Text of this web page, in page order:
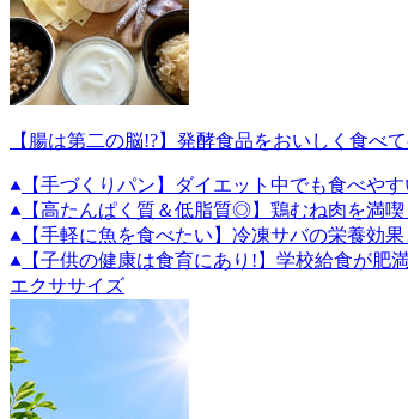
【腸は第二の脳!?】発酵食品をおいしく食べ
【手づくりパン】ダイエット中でも食べや
【高たんぱく質＆低脂質◎】鶏むね肉を満
【手軽に魚を食べたい】冷凍サバの栄養効
【子供の健康は食育にあり!】学校給食が肥
エクササイズ